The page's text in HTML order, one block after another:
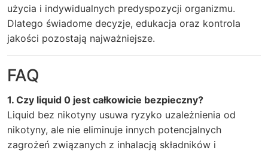
użycia i indywidualnych predyspozycji organizmu.
Dlatego świadome decyzje, edukacja oraz kontrola
jakości pozostają najważniejsze.
FAQ
1. Czy liquid 0 jest całkowicie bezpieczny?
Liquid bez nikotyny usuwa ryzyko uzależnienia od
nikotyny, ale nie eliminuje innych potencjalnych
zagrożeń związanych z inhalacją składników i